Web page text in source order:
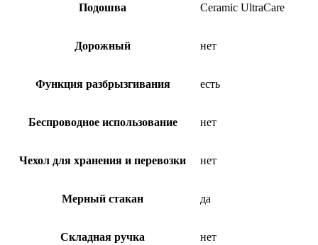
Подошва Ceramic UltraCare
Дорожный нет
Функция разбрызгивания есть
Беспроводное использование нет
Чехол для хранения и перевозки нет
Мерный стакан да
Складная ручка нет